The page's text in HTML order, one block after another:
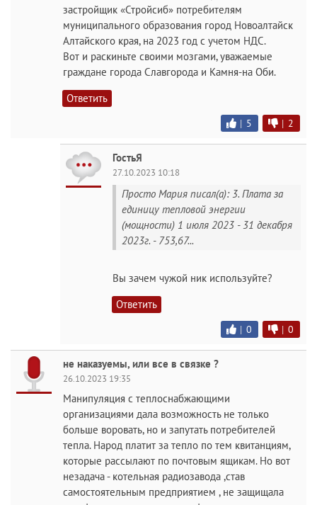
застройщик «Стройсиб» потребителям
муниципального образования город Новоалтайск
Алтайского края, на 2023 год с учетом НДС.
Вот и раскиньте своими мозгами, уважаемые
граждане города Славгорода и Камня-на Оби.
Ответить
| 5 | 2
ГостьЯ
27.10.2023 10:18
Просто Мария писал(а): 3. Плата за
единицу тепловой энергии
(мощности) 1 июля 2023 - 31 декабря
2023г. - 753,67...
Вы зачем чужой ник используйте?
Ответить
| 0 | 0
не наказуемы, или все в связке ?
26.10.2023 19:35
Манипуляция с теплоснабжающими
организациями дала возможность не только
больше воровать, но и запутать потребителей
тепла. Народ платит за тепло по тем квитанциям,
которые рассылают по почтовым ящикам. Но вот
незадача - котельная радиозавода ,став
самостоятельным предприятием , не защищала